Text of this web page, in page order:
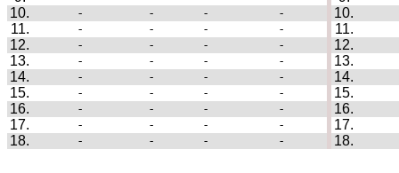
10.
- - - -
10.
11.
- - - -
11.
12.
- - - -
12.
13.
- - - -
13.
14.
- - - -
14.
15.
- - - -
15.
16.
- - - -
16.
17.
- - - -
17.
18.
- - - - 18.